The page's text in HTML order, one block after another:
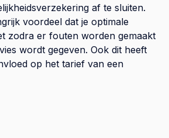
af te sluiten.
voordeel dat je optimale
zodra er fouten worden gemaakt
wordt gegeven. Ook dit heeft
op het tarief van een